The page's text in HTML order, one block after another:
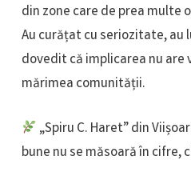
din zone care de prea multe
Au curățat cu seriozitate, au
dovedit că implicarea nu are
mărimea comunității.
„Spiru C. Haret” din
bune nu se măsoară în cifre,